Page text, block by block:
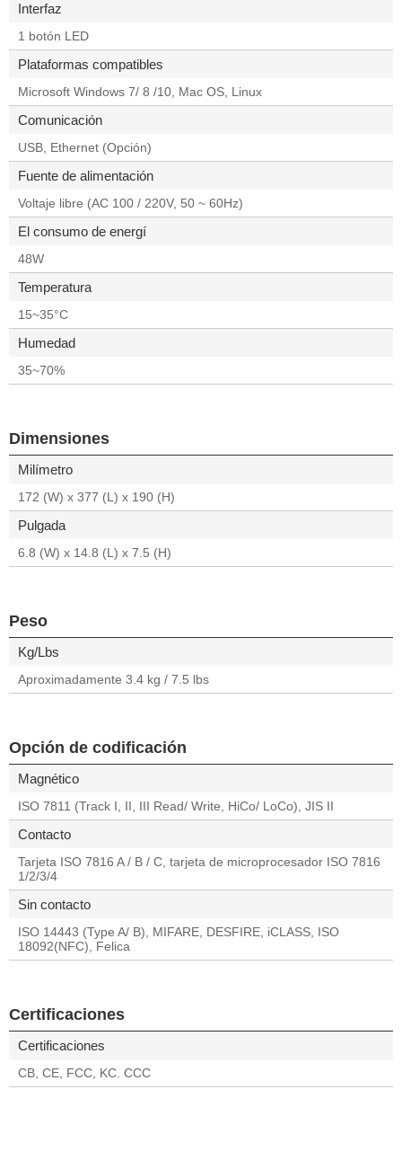
Interfaz
1 botón LED
Plataformas compatibles
Microsoft Windows 7/ 8 /10, Mac OS, Linux
Comunicación
USB, Ethernet (Opción)
Fuente de alimentación
Voltaje libre (AC 100 / 220V, 50 ~ 60Hz)
El consumo de energí
48W
Temperatura
15~35°C
Humedad
35~70%
Dimensiones
Milímetro
172 (W) x 377 (L) x 190 (H)
Pulgada
6.8 (W) x 14.8 (L) x 7.5 (H)
Peso
Kg/Lbs
Aproximadamente 3.4 kg / 7.5 lbs
Opción de codificación
Magnético
ISO 7811 (Track I, II, III Read/ Write, HiCo/ LoCo), JIS II
Contacto
Tarjeta ISO 7816 A / B / C, tarjeta de microprocesador ISO 7816
1/2/3/4
Sin contacto
ISO 14443 (Type A/ B), MIFARE, DESFIRE, iCLASS, ISO
18092(NFC), Felica
Certificaciones
Certificaciones
CB, CE, FCC, KC. CCC